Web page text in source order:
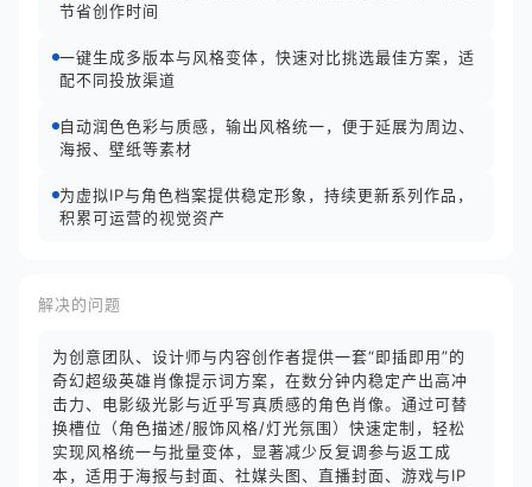
节省创作时间
一键生成多版本与风格变体，快速对比挑选最佳方案，适
配不同投放渠道
自动润色色彩与质感，输出风格统一，便于延展为周边、
海报、壁纸等素材
为虚拟IP与角色档案提供稳定形象，持续更新系列作品，
积累可运营的视觉资产
解决的问题
为创意团队、设计师与内容创作者提供一套“即插即用”的
奇幻超级英雄肖像提示词方案，在数分钟内稳定产出高冲
击力、电影级光影与近乎写真质感的角色肖像。通过可替
换槽位（角色描述/服饰风格/灯光氛围）快速定制，轻松
实现风格统一与批量变体，显著减少反复调参与返工成
本，适用于海报与封面、社媒头图、直播封面、游戏与IP